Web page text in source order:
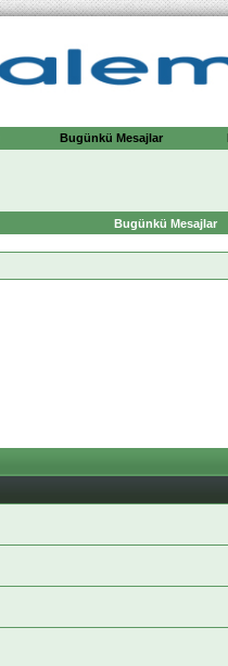
Bugünkü Mesajlar
Bugünkü Mesajlar